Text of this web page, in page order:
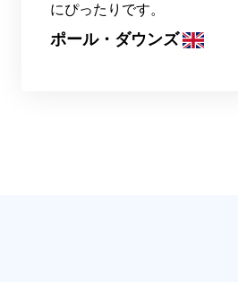
にぴったりです。
ポール・ダウンズ